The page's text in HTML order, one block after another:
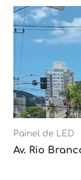
Painel de LED
Av. Rio